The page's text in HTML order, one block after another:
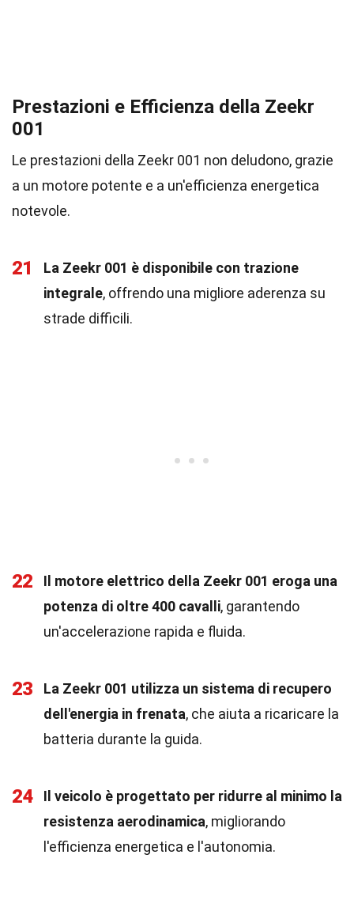
Prestazioni e Efficienza della Zeekr
001
Le prestazioni della Zeekr 001 non deludono, grazie
a un motore potente e a un'efficienza energetica
notevole.
21
La Zeekr 001 è disponibile con trazione
integrale, offrendo una migliore aderenza su
strade difficili.
22
Il motore elettrico della Zeekr 001 eroga una
potenza di oltre 400 cavalli, garantendo
un'accelerazione rapida e fluida.
23
La Zeekr 001 utilizza un sistema di recupero
dell'energia in frenata, che aiuta a ricaricare la
batteria durante la guida.
24
Il veicolo è progettato per ridurre al minimo la
resistenza aerodinamica, migliorando
l'efficienza energetica e l'autonomia.